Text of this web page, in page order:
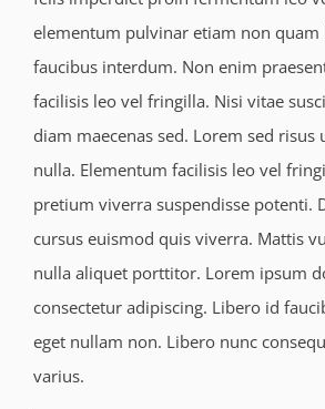
elementum pulvinar etiam non quam
faucibus interdum. Non enim
facilisis leo vel fringilla. Nisi vitae
diam maecenas sed. Lorem sed
nulla. Elementum facilisis leo vel
pretium viverra suspendisse potenti.
cursus euismod quis viverra. Mattis
nulla aliquet porttitor. Lorem ipsum
consectetur adipiscing. Libero id
eget nullam non. Libero nunc
varius.